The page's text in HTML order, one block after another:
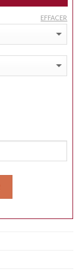
EFFACER